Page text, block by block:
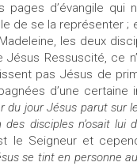
d’évangile qui
de se la représenter ;
les deux
Ressuscité, ce
pas Jésus de
d’une certaine
du jour Jésus parut sur
des disciples n’osait lui
le Seigneur et
se tint en personne